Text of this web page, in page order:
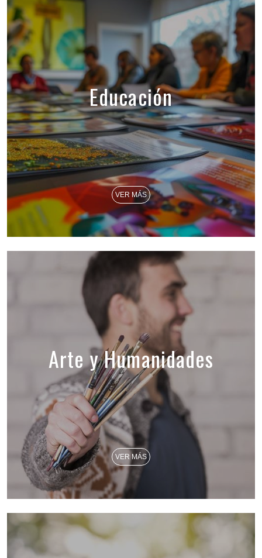
Educación
VER MÁS
Arte y Humanidades
VER MÁS